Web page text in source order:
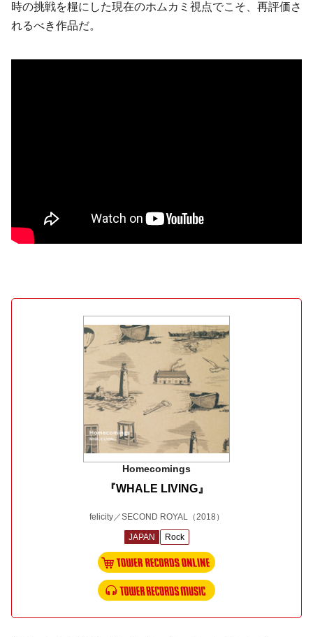
時の挑戦を糧にした現在のホムカミ視点でこそ、再評価さ
れるべき作品だ。
Homecomings
『WHALE LIVING』
felicity／SECOND ROYAL（2018）
JAPAN Rock